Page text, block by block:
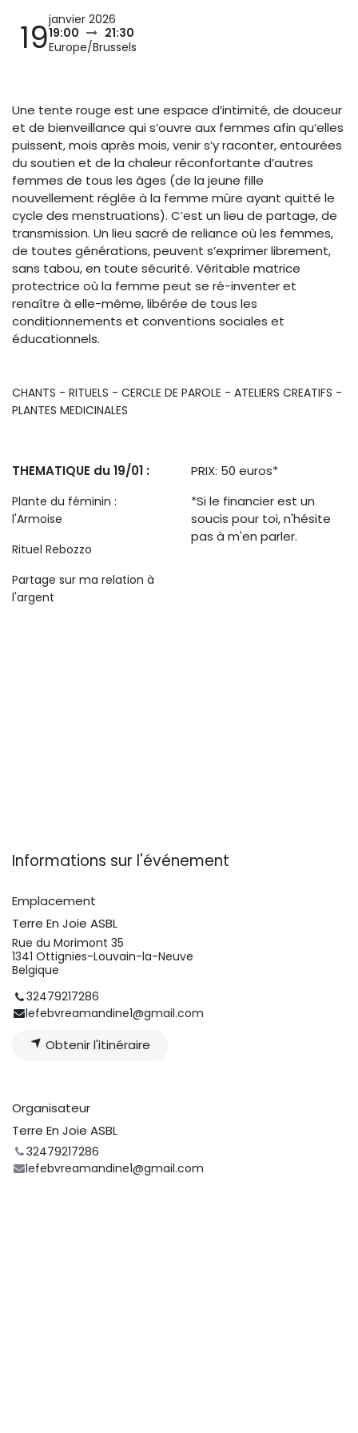
19janvier 2026
19:00
21:30
Europe/Brussels
Une tente rouge est une espace d’intimité, de douceur
et de bienveillance qui s’ouvre aux femmes afin qu’elles
puissent, mois après mois, venir s’y raconter, entourées
du soutien et de la chaleur réconfortante d’autres
femmes de tous les âges (de la jeune fille
nouvellement réglée à la femme mûre ayant quitté le
cycle des menstruations). C’est un lieu de partage, de
transmission. Un lieu sacré de reliance où les femmes,
de toutes générations, peuvent s’exprimer librement,
sans tabou, en toute sécurité. Véritable matrice
protectrice où la femme peut se ré-inventer et
renaître à elle-même, libérée de tous les
conditionnements et conventions sociales et
éducationnels.
CHANTS - RITUELS - CERCLE DE PAROLE - ATELIERS CREATIFS -
PLANTES MEDICINALES
THEMATIQUE du 19/01 :
Plante du féminin :
l'Armoise
Rituel Rebozzo
Partage sur ma relation à
l'argent
PRIX: 50 euros*
*Si le financier est un
soucis pour toi, n'hésite
pas à m'en parler.
Informations sur l'événement
Emplacement
Terre En Joie ASBL
Rue du Morimont 35
1341 Ottignies-Louvain-la-Neuve
Belgique
32479217286
lefebvreamandine1@gmail.com
Obtenir l'itinéraire
Organisateur
Terre En Joie ASBL
32479217286
lefebvreamandine1@gmail.com